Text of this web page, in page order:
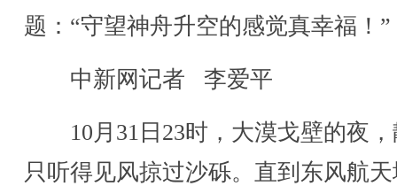
题：“守望神舟升空的感觉真幸福！”
中新网记者 李爱平
10月31日23时，大漠戈壁的夜，
只听得见风掠过沙砾。直到东风航